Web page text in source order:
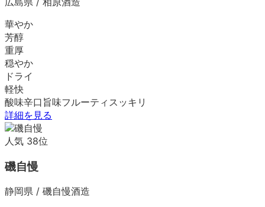
華やか
芳醇
重厚
穏やか
ドライ
軽快
酸味辛口 旨味フルーティ スッキリ
詳細を見る
人気 38位
磯自慢
静岡県 / 磯自慢酒造